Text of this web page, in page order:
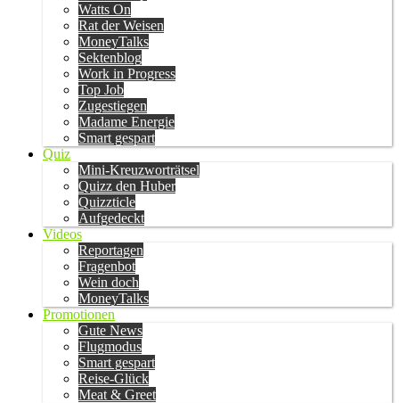
Watts On
Rat der Weisen
MoneyTalks
Sektenblog
Work in Progress
Top Job
Zugestiegen
Madame Energie
Smart gespart
Quiz
Mini-Kreuzworträtsel
Quizz den Huber
Quizzticle
Aufgedeckt
Videos
Reportagen
Fragenbot
Wein doch
MoneyTalks
Promotionen
Gute News
Flugmodus
Smart gespart
Reise-Glück
Meat & Greet